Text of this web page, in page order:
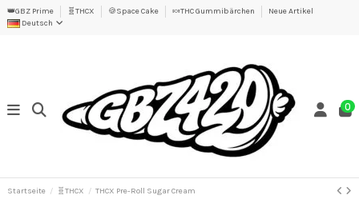
👑GBZ Prime 🧬THCX 🍪Space Cake 🍬THC Gummibärchen
Neue Artikel
Deutsch
0
Startseite 🧬THCX THCX Pre-Roll Sugar Cream